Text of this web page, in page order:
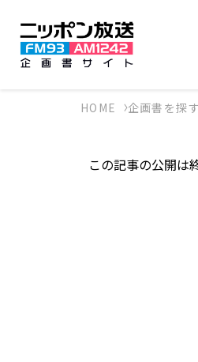
HOME 企画書を探す
この記事の公開は